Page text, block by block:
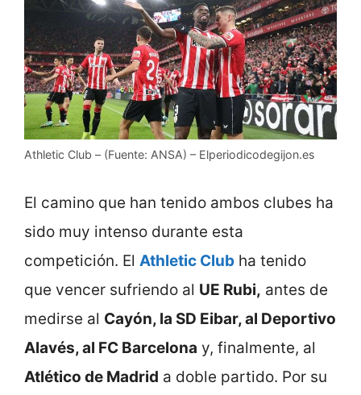
Athletic Club – (Fuente: ANSA) – Elperiodicodegijon.es
El camino que han tenido ambos clubes ha
sido muy intenso durante esta
competición. El Athletic Club ha tenido
que vencer sufriendo al UE Rubi, antes de
medirse al Cayón, la SD Eibar, al Deportivo
Alavés, al FC Barcelona y, finalmente, al
Atlético de Madrid a doble partido. Por su